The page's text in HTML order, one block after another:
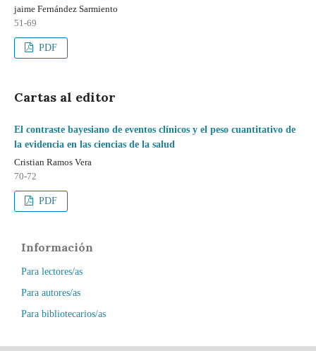
jaime Fernández Sarmiento
51-69
PDF
Cartas al editor
El contraste bayesiano de eventos clínicos y el peso cuantitativo de
la evidencia en las ciencias de la salud
Cristian Ramos Vera
70-72
PDF
Información
Para lectores/as
Para autores/as
Para bibliotecarios/as